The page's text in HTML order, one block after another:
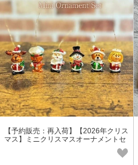
【予約販売：再入荷】【2026年クリス
マス】ミニクリスマスオーナメントセ